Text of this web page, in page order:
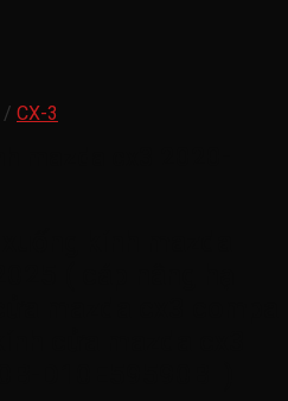
/ CX-3